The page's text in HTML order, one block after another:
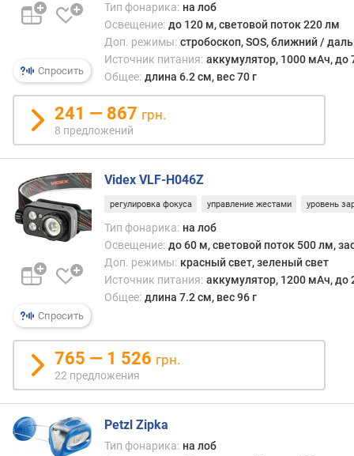
с
т
с
в
е
щ
е
н
и
я
(
м
в
е
м
я
р
а
б
о
т
ы
Спросить
Тип фонарика: на лоб
Освещение: до 120 м, световой поток 220 лм
Доп. режимы: стробоскоп, SOS, ближний /
Источник питания: аккумулятор, 1000 мАч, до
Общее: длина 6.2 см, вес 70 г
241 — 867 грн.
8 предложений
Спросить
Videx VLF-H046Z
регулировка фокуса управление жестами уровень
Тип фонарика: на лоб
Освещение: до 60 м, световой поток 500 лм,
Доп. режимы: красный свет, зеленый свет
Источник питания: аккумулятор, 1200 мАч, до
Общее: длина 7.2 см, вес 96 г
765 — 1 526 грн.
22 предложения
Petzl Zipka
Тип фонарика: на лоб